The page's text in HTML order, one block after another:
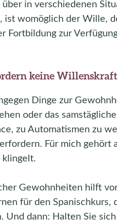
über in verschiedenen
ist womöglich der Wille,
Fortbildung zur
keine
Dinge zur
oder das
zu Automatismen zu
Für mich gehört
klingelt.
Gewohnheiten hilft
für den
Und dann: Halten Sie